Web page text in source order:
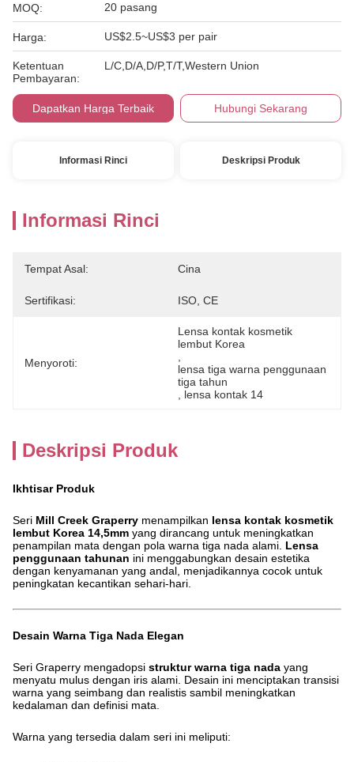
MOQ: 20 pasang
Harga: US$2.5~US$3 per pair
Ketentuan
Pembayaran:
L/C,D/A,D/P,T/T,Western Union
Dapatkan Harga Terbaik Hubungi Sekarang
Informasi Rinci Deskripsi Produk
Informasi Rinci
Tempat Asal: Cina
Sertifikasi: ISO, CE
Menyoroti:
Lensa kontak kosmetik
lembut Korea
lensa tiga warna penggunaan
tiga tahun
lensa kontak 14
Deskripsi Produk
Ikhtisar Produk
Seri Mill Creek Graperry menampilkan lensa kontak kosmetik
lembut Korea 14,5mm yang dirancang untuk meningkatkan
penampilan mata dengan pola warna tiga nada alami. Lensa
penggunaan tahunan ini menggabungkan desain estetika
dengan kenyamanan yang andal, menjadikannya cocok untuk
peningkatan kecantikan sehari-hari.
Desain Warna Tiga Nada Elegan
Seri Graperry mengadopsi struktur warna tiga nada yang
menyatu mulus dengan iris alami. Desain ini menciptakan transisi
warna yang seimbang dan realistis sambil meningkatkan
kedalaman dan definisi mata.
Warna yang tersedia dalam seri ini meliputi: